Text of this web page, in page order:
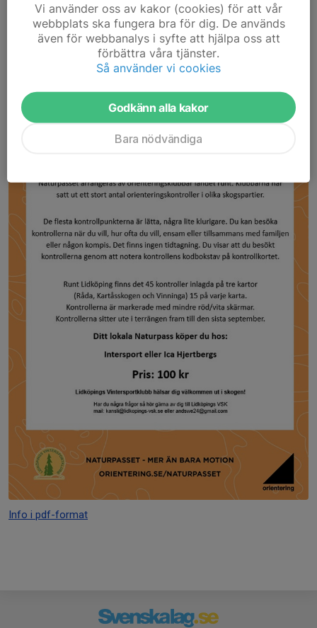
ensam. Med fikapaus eller utan. Du väljer hur du vill uppleva
naturen med naturpasset.
Naturpasset 2026
Info i pdf-format
Vi använder oss av kakor (cookies) för att vår
webbplats ska fungera bra för dig. De används
även för webbanalys i syfte att hjälpa oss att
förbättra våra tjänster.
Så använder vi cookies
Godkänn alla kakor
Bara nödvändiga